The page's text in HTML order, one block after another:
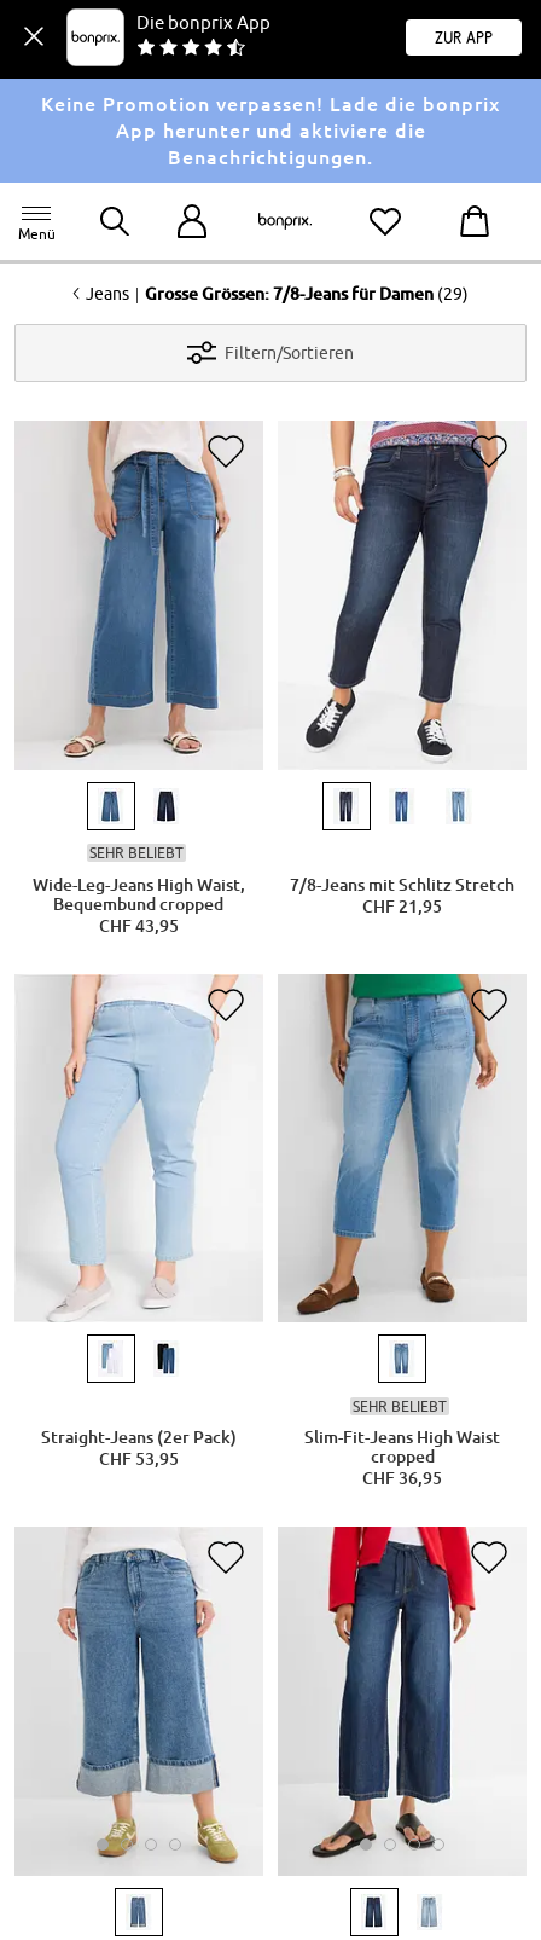
Die bonprix App
Zur App
Keine Promotion verpassen! Lade die bonprix
App herunter und aktiviere die
Benachrichtigungen.
Menü
<Jeans | Grosse Grössen: 7/8-Jeans für Damen (29)
Filtern/Sortieren
SEHR BELIEBT
Wide-Leg-Jeans High Waist,
Bequembund cropped
CHF 43,95
7/8-Jeans mit Schlitz Stretch
CHF 21,95
Straight-Jeans (2er Pack)
CHF 53,95
SEHR BELIEBT
Slim-Fit-Jeans High Waist
cropped
CHF 36,95